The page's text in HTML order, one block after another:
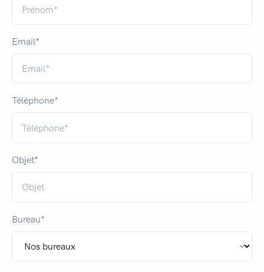
Email*
Téléphone*
Objet*
Bureau*